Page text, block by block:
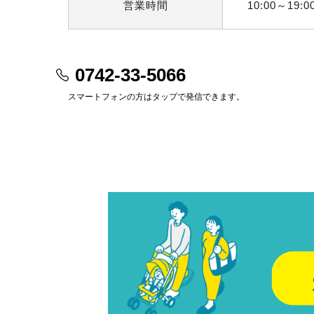
営業時間 10:00～
0742-33-5066
スマートフォンの方はタップで発信できます。